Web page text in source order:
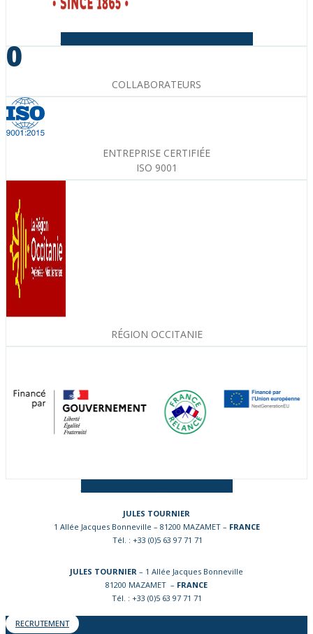
0
COLLABORATEURS
ENTREPRISE CERTIFIÉE
ISO 9001
RÉGION OCCITANIE
JULES TOURNIER
1 Allée Jacques Bonneville – 81200 MAZAMET – FRANCE
Tél. : +33 (0)5 63 97 71 71
JULES TOURNIER – 1 Allée Jacques Bonneville
81200 MAZAMET – FRANCE
Tél. : +33 (0)5 63 97 71 71
RECRUTEMENT